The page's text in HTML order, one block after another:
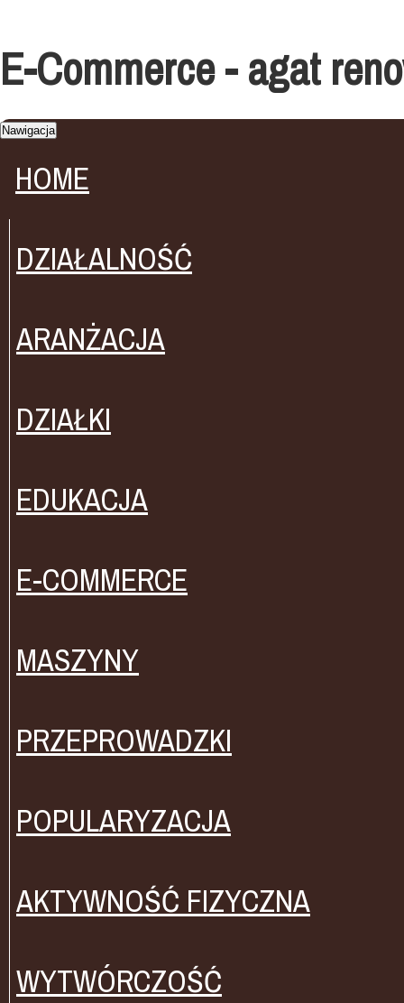
E-Commerce - agat
Nawigacja
HOME
DZIAŁALNOŚĆ
ARANŻACJA
DZIAŁKI
EDUKACJA
E-COMMERCE
MASZYNY
PRZEPROWADZKI
POPULARYZACJA
AKTYWNOŚĆ FIZYCZNA
WYTWÓRCZOŚĆ